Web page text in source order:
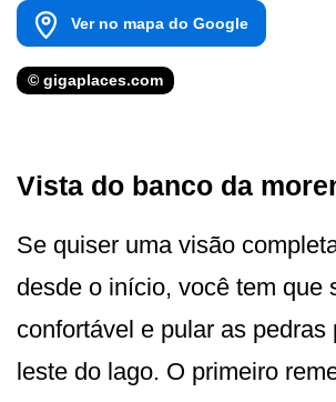
Ver no mapa do Google
© gigaplaces.com
Vista do banco da
Se quiser uma visão
desde o início, você tem que
confortável e pular as pedras
leste do lago. O primeiro